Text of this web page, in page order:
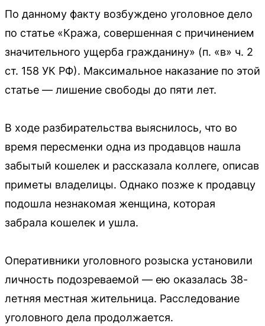
По данному факту возбуждено уголовное дело
по статье «Кража, совершенная с причинением
значительного ущерба гражданину» (п. «в» ч. 2
ст. 158 УК РФ). Максимальное наказание по этой
статье — лишение свободы до пяти лет.
В ходе разбирательства выяснилось, что во
время пересменки одна из продавцов нашла
забытый кошелек и рассказала коллеге, описав
приметы владелицы. Однако позже к продавцу
подошла незнакомая женщина, которая
забрала кошелек и ушла.
Оперативники уголовного розыска установили
личность подозреваемой — ею оказалась 38-
летняя местная жительница. Расследование
уголовного дела продолжается.